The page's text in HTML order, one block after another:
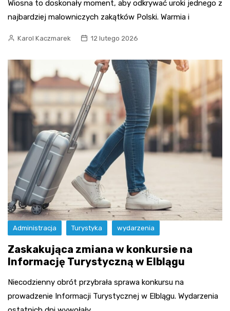
Wiosna to doskonały moment, aby odkrywać uroki jednego z
najbardziej malowniczych zakątków Polski. Warmia i
Karol Kaczmarek 12 lutego 2026
Administracja Turystyka wydarzenia
Zaskakująca zmiana w konkursie na
Informację Turystyczną w Elblągu
Niecodzienny obrót przybrała sprawa konkursu na
prowadzenie Informacji Turystycznej w Elblągu. Wydarzenia